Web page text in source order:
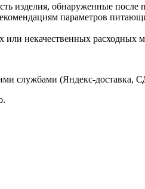
изделия, обнаруженные после
параметров
некачественных расходных
службами (Яндекс-доставка,